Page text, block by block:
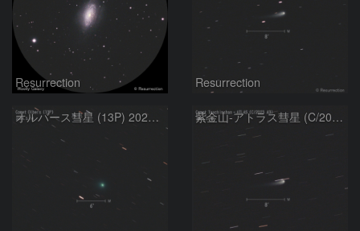
Resurrection Resurrection
オルバース彗星 (13P) 2024.5.14 紫金山-アトラス彗星 (C/2023 A3) 2024.5.10